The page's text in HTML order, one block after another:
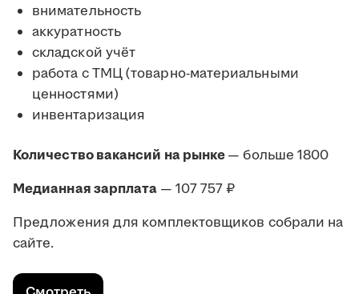
внимательность
аккуратность
складской учёт
работа с ТМЦ (товарно-материальными
ценностями)
инвентаризация
Количество вакансий на рынке— больше 1800
Медианная зарплата — 107 757 ₽
Предложения для комплектовщиков собрали на
сайте.